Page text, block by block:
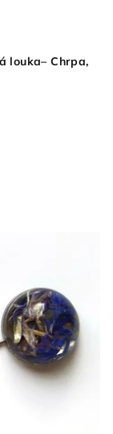
louka– Chrpa,